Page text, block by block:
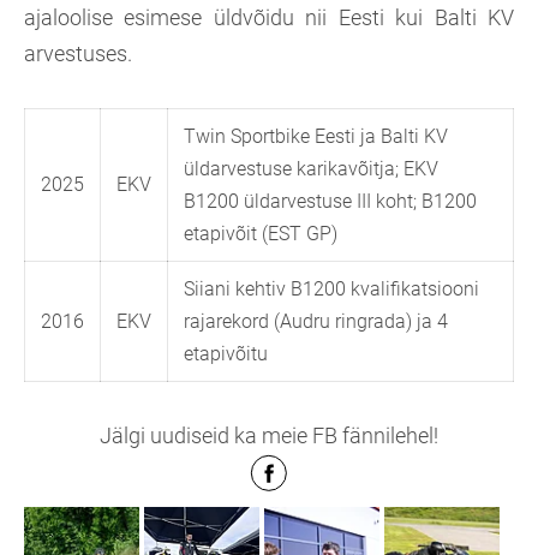
ajaloolise esimese üldvõidu nii Eesti kui Balti KV
arvestuses.
2025 EKV
Twin Sportbike Eesti ja Balti KV
üldarvestuse karikavõitja; EKV
B1200 üldarvestuse III koht; B1200
etapivõit (EST GP)
2016 EKV
Siiani kehtiv B1200 kvalifikatsiooni
rajarekord (Audru ringrada) ja 4
etapivõitu
Jälgi uudiseid ka meie FB fännilehel!